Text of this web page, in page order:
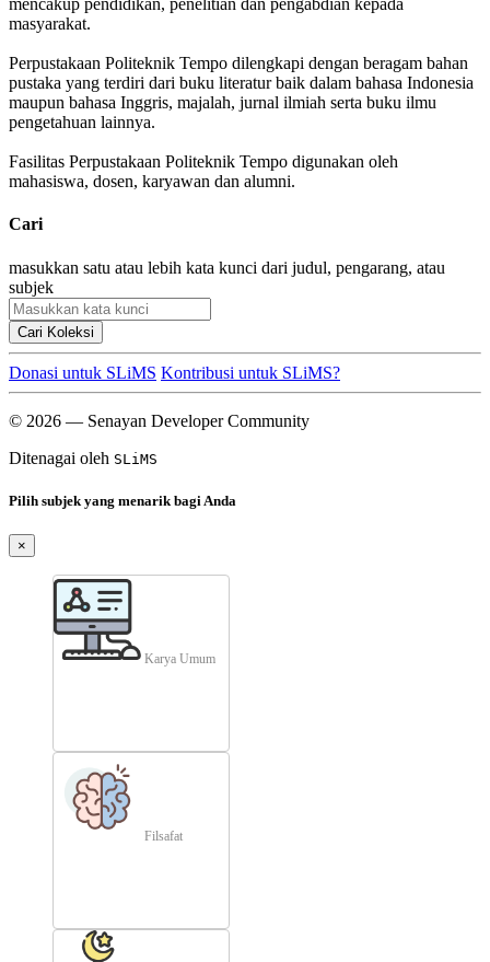
mencakup pendidikan, penelitian dan pengabdian kepada
masyarakat.
Perpustakaan Politeknik Tempo dilengkapi dengan beragam bahan
pustaka yang terdiri dari buku literatur baik dalam bahasa Indonesia
maupun bahasa Inggris, majalah, jurnal ilmiah serta buku ilmu
pengetahuan lainnya.
Fasilitas Perpustakaan Politeknik Tempo digunakan oleh
mahasiswa, dosen, karyawan dan alumni.
Cari
masukkan satu atau lebih kata kunci dari judul, pengarang, atau
subjek
Cari Koleksi
Donasi untuk SLiMS Kontribusi untuk SLiMS?
© 2026 — Senayan Developer Community
Ditenagai oleh SLiMS
Pilih subjek yang menarik bagi Anda
×
Karya Umum
Filsafat